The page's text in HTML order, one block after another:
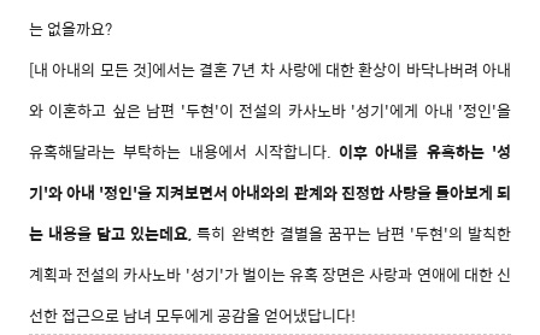
는 없을까요?
[내 아내의 모든 것]에서는 결혼 7년 차 사랑에 대한 환상이 바닥나버려 아내
와 이혼하고 싶은 남편 '두현'이 전설의 카사노바 '성기'에게 아내 '정인'을
유혹해달라는 부탁하는 내용에서 시작합니다. 이후 아내를 유혹하는 '성
기'와 아내 '정인'을 지켜보면서 아내와의 관계와 진정한 사랑을 돌아보게 되
는 내용을 담고 있는데요,특히 완벽한 결별을 꿈꾸는 남편 '두현'의 발칙한
계획과 전설의 카사노바 '성기'가 벌이는 유혹 장면은 사랑과 연애에 대한 신
선한 접근으로 남녀 모두에게 공감을 얻어냈답니다!